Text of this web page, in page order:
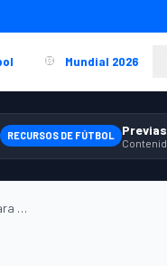
Mundial 2026
RECURSOS DE FÚTBOL
Rutina nocturna de yoga para dormir mejo...